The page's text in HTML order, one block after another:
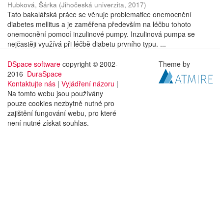
Hubková, Šárka (Jihočeská univerzita, 2017)
Tato bakalářská práce se věnuje problematice onemocnění
diabetes mellitus a je zaměřena především na léčbu tohoto
onemocnění pomocí inzulinové pumpy. Inzulinová pumpa se
nejčastěji využívá při léčbě diabetu prvního typu. ...
DSpace software copyright © 2002-
2016 DuraSpace
Kontaktujte nás | Vyjádření názoru |
Na tomto webu jsou používány
pouze cookies nezbytně nutné pro
zajištění fungování webu, pro které
není nutné získat souhlas.
Theme by